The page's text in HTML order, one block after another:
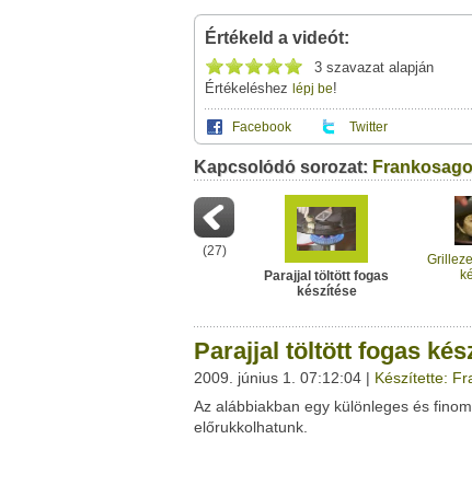
Értékeld a videót:
3 szavazat alapján
Értékeléshez lépj be!
Facebook Twitter
A(z) "Parajjal töltött fogas készítése"
vagyezt a felületet:
Neved:
E-mail címed:
Címzett e-mail címe:
Facebook Twitter
Del.icio.us
Ez a videótipp a következő klub(ok)ba
Ez a videó nem még nem tartozik egy
Ha van egy kis időd,nézz szét meglévő
Kapcsolódó sorozat:
(27)
Parajjal töltött fogas
készítése
Parajjal töltött fogas
2009. június 1. 07:12:04 | Készítette:
Az alábbiakban egy különleges és
előrukkolhatunk.